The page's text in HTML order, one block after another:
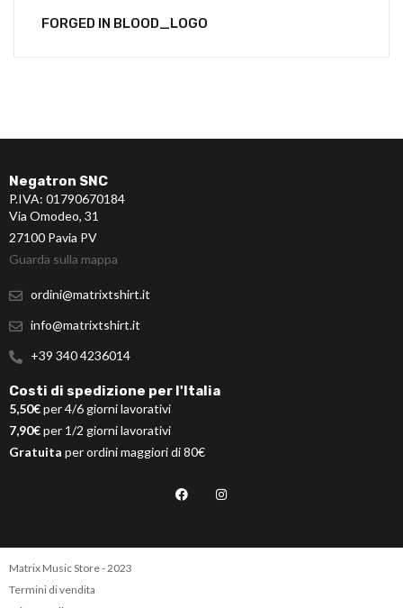
FORGED IN BLOOD_LOGO
Negatron SNC
P.IVA: 01790670184
Via Omodeo, 31
27100 Pavia PV
Guarda sulla mappa
ordini@matrixtshirt.it
info@matrixtshirt.it
+39 340 4236014
Costi di spedizione per l'Italia
5,50€per 4/6 giorni lavorativi
7,90€per 1/2 giorni lavorativi
Gratuita per ordini maggiori di 80€
Matrix Music Store - 2023
Termini di vendita